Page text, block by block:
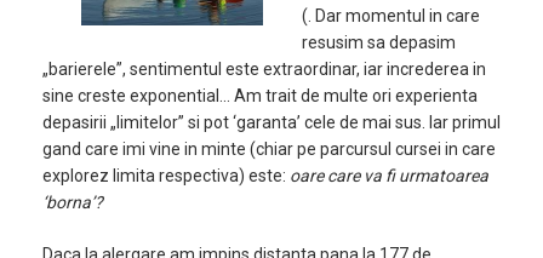
(. Dar momentul in care
resusim sa depasim
„barierele”, sentimentul este extraordinar, iar increderea in
sine creste exponential… Am trait de multe ori experienta
depasirii „limitelor” si pot ‘garanta’ cele de mai sus. Iar primul
gand care imi vine in minte (chiar pe parcursul cursei in care
explorez limita respectiva) este: oare care va fi urmatoarea
‘borna’?